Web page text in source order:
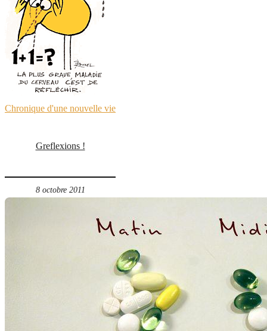
Chronique d'une nouvelle vie
Greflexions !
8 octobre 2011